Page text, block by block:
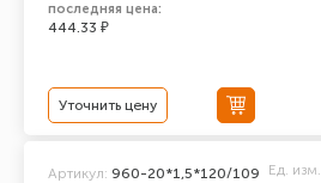
последняя цена:
444.33 ₽
Уточнить цену
Артикул: 960-20*1,5*120/109 Ед. изм.